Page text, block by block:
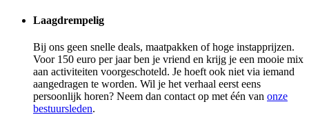
Laagdrempelig
Bij ons geen snelle deals, maatpakken of hoge instapprijzen.
Voor 150 euro per jaar ben je vriend en krijg je een mooie mix
aan activiteiten voorgeschoteld. Je hoeft ook niet via iemand
aangedragen te worden. Wil je het verhaal eerst eens
persoonlijk horen? Neem dan contact op met één van onze
bestuursleden.